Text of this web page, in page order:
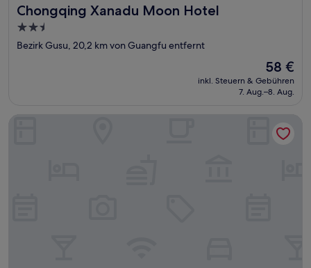
Chongqing Xanadu Moon Hotel
Chongqing Xanadu Moon Hotel
2.5-
Sterne-
Bezirk Gusu, 20,2 km von Guangfu entfernt
Der
Preis
beträgt
58 €
inkl. Steuern & Gebühren
7. Aug.–8. Aug.
Hotel Nikko Suzhou